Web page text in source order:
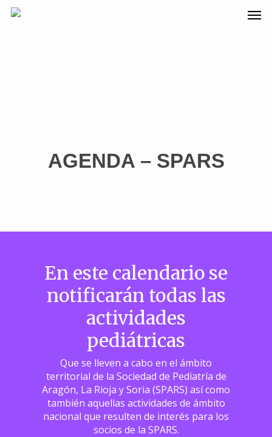
AGENDA – SPARS
En este calendario se
notificarán todas las
actividades
pediátricas
Que se lleven a cabo en el ámbito
territorial de la Sociedad de Pediatría de
Aragón, La Rioja y Soria (SPARS) así como
también aquellas actividades de ámbito
nacional que resulten de interés para los
socios de la SPARS.